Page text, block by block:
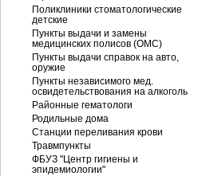
Поликлиники стоматологические
детские
Пункты выдачи и замены
медицинских полисов (ОМС)
Пункты выдачи справок на авто,
оружие
Пункты независимого мед.
освидетельствования на алкоголь
Районные гематологи
Родильные дома
Станции переливания крови
Травмпункты
ФБУЗ "Центр гигиены и
эпидемиологии"